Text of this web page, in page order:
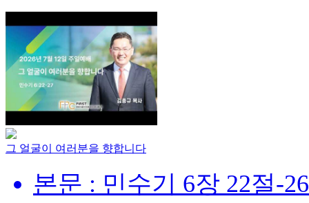
그 얼굴이 여러분을 향합니다
본문 : 민수기 6장 22절-